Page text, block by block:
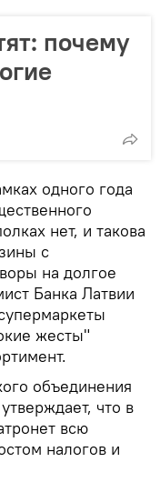
почему
одного года
нет, и такова
с
на долгое
Банка Латвии
жесты"
объединения
что в
всю
налогов и